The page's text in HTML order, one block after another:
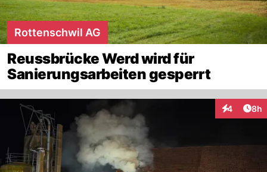
Rottenschwil AG
Reussbrücke Werd wird für
Sanierungsarbeiten gesperrt
4 8h